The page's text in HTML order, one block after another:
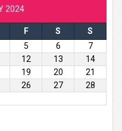
2024
F S
S
5 6
7
12 13
14
19 20
21
26 27
28